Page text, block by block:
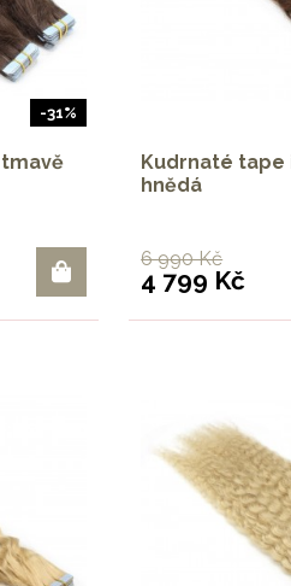
-31%
Kudrnaté tape
hnědá
6 990 Kč
4 799 Kč